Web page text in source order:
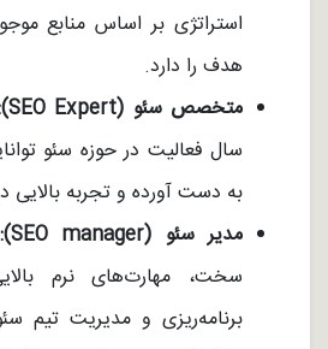
استراتژی بر اساس منابع
هدف را دارد.
متخصص سئو (SEO Expert):
سال فعالیت در حوزه سئو
به دست آورده و تجربه بالایی
مدیر سئو (SEO manager):
سخت، مهارت‌های نرم
برنامه‌ریزی و مدیریت تیم